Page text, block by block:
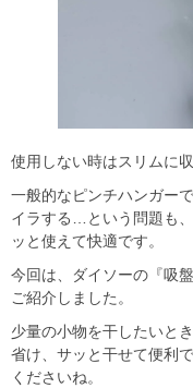
使用しない時はスリムに
一般的なピンチハンガー
イラする…という問題も
ッと使えて快適です。
今回は、ダイソーの『吸
ご紹介しました。
少量の小物を干したいと
省け、サッと干せて便利
くださいね。